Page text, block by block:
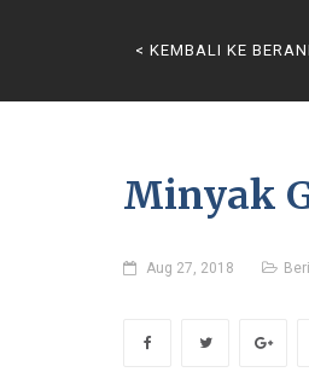
< KEMBALI KE
Minyak
Aug 27, 2018